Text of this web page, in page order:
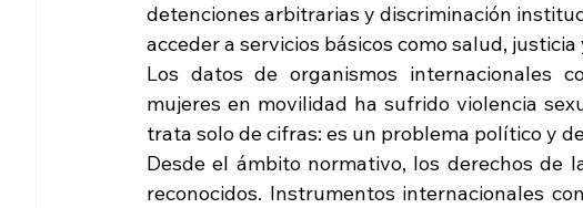
detenciones arbitrarias y discriminación
acceder a servicios básicos como salud,
Los datos de organismos internacionales
mujeres en movilidad ha sufrido violencia
trata solo de cifras: es un problema político y
Desde el ámbito normativo, los derechos de
reconocidos. Instrumentos internacionales